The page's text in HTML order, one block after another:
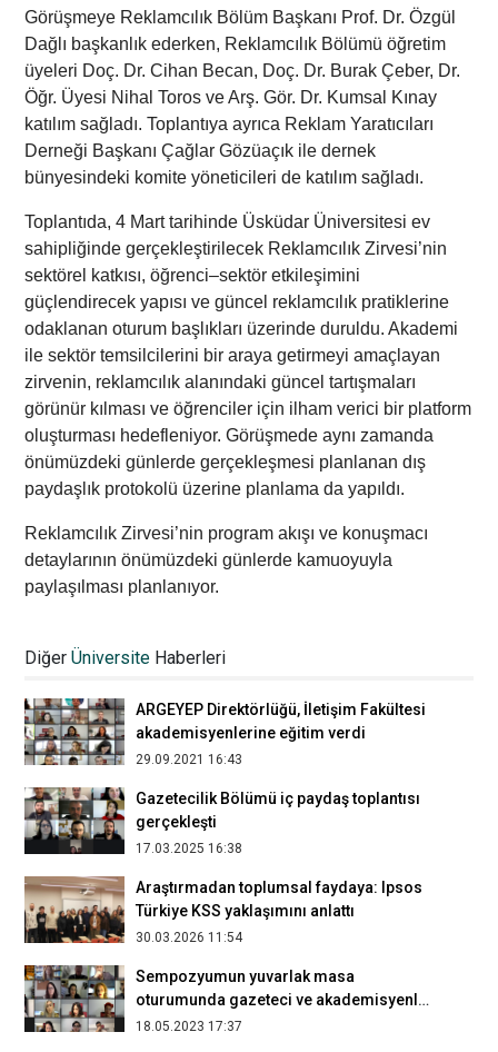
Görüşmeye Reklamcılık Bölüm Başkanı Prof. Dr. Özgül
Dağlı başkanlık ederken, Reklamcılık Bölümü öğretim
üyeleri Doç. Dr. Cihan Becan, Doç. Dr. Burak Çeber, Dr.
Öğr. Üyesi Nihal Toros veArş. Gör. Dr. Kumsal Kınay
katılım sağladı. Toplantıya ayrıca Reklam Yaratıcıları
Derneği BaşkanıÇağlar Gözüaçık ile dernek
bünyesindeki komite yöneticileri de katılım sağladı.
Toplantıda, 4 Mart tarihinde Üsküdar Üniversitesi ev
sahipliğinde gerçekleştirilecek Reklamcılık Zirvesi’nin
sektörel katkısı, öğrenci–sektör etkileşimini
güçlendirecek yapısı ve güncel reklamcılık pratiklerine
odaklanan oturum başlıkları üzerinde duruldu. Akademi
ile sektör temsilcilerini bir araya getirmeyi amaçlayan
zirvenin, reklamcılık alanındaki güncel tartışmaları
görünür kılması ve öğrenciler için ilham verici bir platform
oluşturması hedefleniyor. Görüşmede aynı zamanda
önümüzdeki günlerde gerçekleşmesi planlanan dış
paydaşlık protokolü üzerine planlama da yapıldı.
Reklamcılık Zirvesi’nin program akışı ve konuşmacı
detaylarının önümüzdeki günlerde kamuoyuyla
paylaşılması planlanıyor.
DiğerÜniversite Haberleri
değil, oraya giden yolda olmaktır”
ARGEYEP Direktörlüğü, İletişim Fakültesi
akademisyenlerine eğitim verdi
29.09.2021 16:43
Gazetecilik Bölümü iç paydaş toplantısı
gerçekleşti
17.03.2025 16:38
Araştırmadan toplumsal faydaya: Ipsos
Türkiye KSS yaklaşımını anlattı
30.03.2026 11:54
Sempozyumun yuvarlak masa
oturumunda gazeteci ve akademisyenler
‘medyanın geleceğini’ tartıştı
18.05.2023 17:37